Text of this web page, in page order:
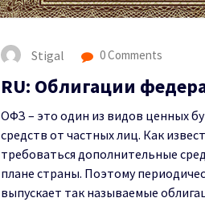
Stigal 0 Comments
RU: Облигации
ОФЗ – это один из видов ценных
средств от частных лиц. Как
требоваться дополнительные
плане страны. Поэтому
выпускает так называемые